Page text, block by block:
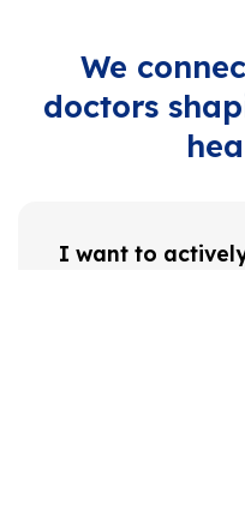
We
doctors
I want to